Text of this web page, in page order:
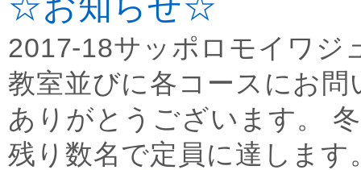
2017-18サッポロモイワジ
教室並びに各コースにお
ありがとうございます。
残り数名で定員に達しま